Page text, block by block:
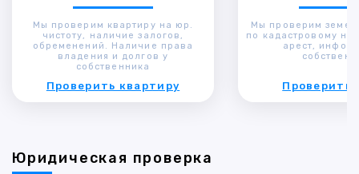
Мы проверим квартиру на юр.
чистоту, наличие залогов,
обременений. Наличие права
владения и долгов у
собственника
Проверить квартиру
Мы проверим
по кадастровому
арест,
Проверить
Юридическая проверка